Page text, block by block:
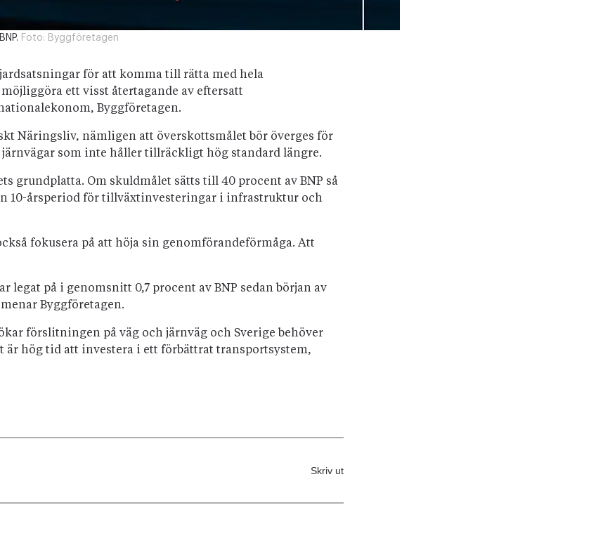
Foto: Byggföretagen
för att komma till rätta med hela
ett visst återtagande av eftersatt
Byggföretagen.
Näringsliv, nämligen att överskottsmålet bör överges för
som inte håller tillräckligt hög standard längre.
grundplatta. Om skuldmålet sätts till 40 procent av BNP så
10-årsperiod för tillväxtinvesteringar i infrastruktur och
fokusera på att höja sin genomförandeförmåga. Att
på i genomsnitt 0,7 procent av BNP sedan början av
Byggföretagen.
förslitningen på väg och järnväg och Sverige behöver
är hög tid att investera i ett förbättrat transportsystem,
Skriv ut